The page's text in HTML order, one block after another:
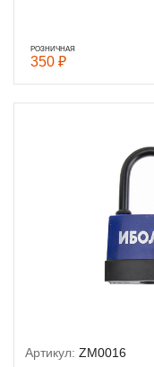
РОЗНИЧНАЯ
350 ₽
Артикул: ZM0016